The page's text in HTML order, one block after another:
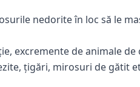
nedorite în loc să le
excremente de animale de
țigări, mirosuri de gătit